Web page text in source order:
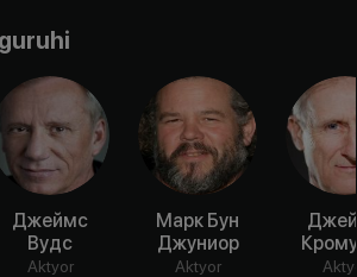
Джеймс
Вудс
Aktyor
Марк Бун
Джуниор
Aktyor